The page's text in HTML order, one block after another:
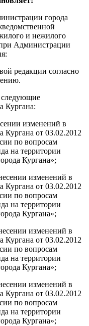
города
и нежилого
Администрации
редакции согласно
следующие
Кургана:
изменений в
Кургана от 03.02.2012
по вопросам
на территории
Кургана»;
изменений в
Кургана от 03.02.2012
по вопросам
на территории
Кургана»;
изменений в
Кургана от 03.02.2012
по вопросам
на территории
Кургана»;
изменений в
Кургана от 03.02.2012
по вопросам
на территории
Кургана»;